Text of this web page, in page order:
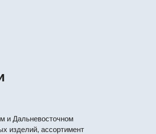
и Дальневосточном
изделий, ассортимент